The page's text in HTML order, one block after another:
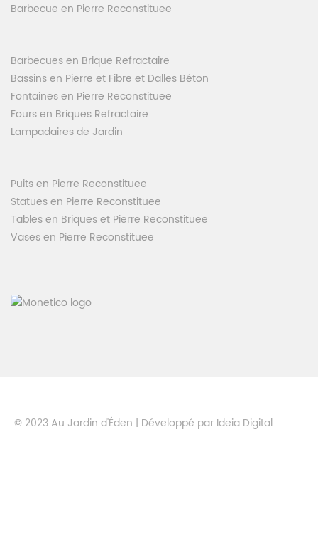
Barbecue en Pierre Reconstituee
Barbecues en Brique Refractaire
Bassins en Pierre et Fibre et Dalles Béton
Fontaines en Pierre Reconstituee
Fours en Briques Refractaire
Lampadaires de Jardin
Puits en Pierre Reconstituee
Statues en Pierre Reconstituee
Tables en Briques et Pierre Reconstituee
Vases en Pierre Reconstituee
© 2023 Au Jardin d'Éden | Développé par Ideia Digital